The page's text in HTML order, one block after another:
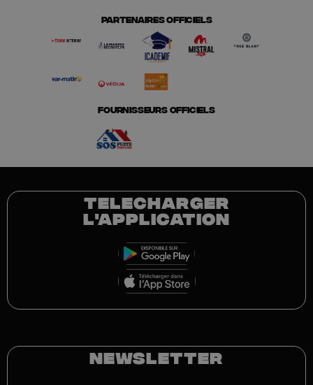
PARTENAIRES OFFICIELS
FOURNISSEURS OFFICIELS
TELECHARGER
L'APPLICATION
NEWSLETTER